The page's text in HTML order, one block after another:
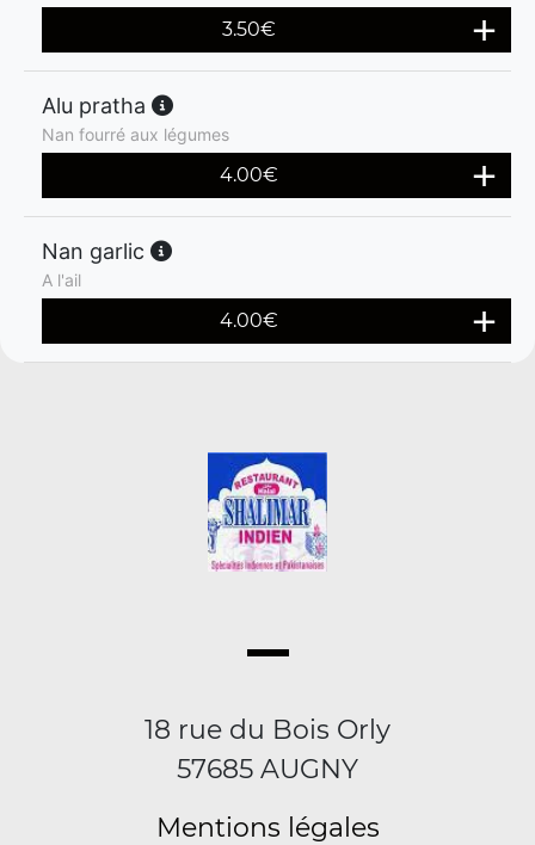
3.50€
Alu pratha
Nan fourré aux légumes
4.00€
Nan garlic
A l'ail
4.00€
18 rue du Bois Orly
57685 AUGNY
Mentions légales